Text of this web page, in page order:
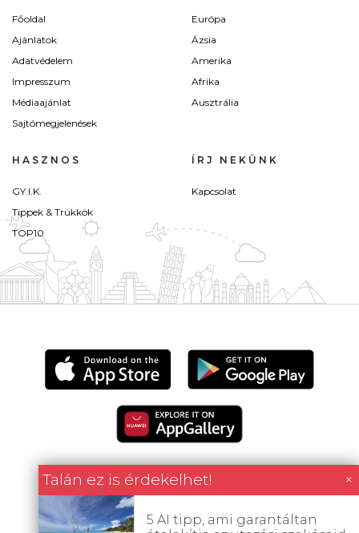
Talán ez is érdekelhet! ×
5 AI tipp, ami garantáltan
Főoldal
Ajánlatok
Adatvédelem
Impresszum
Médiaajánlat
Sajtómegjelenések
Európa
Ázsia
Amerika
Afrika
Ausztrália
HASZNOS
GY.I.K.
Tippek & Trükkök
TOP10
ÍRJ NEKÜNK
Kapcsolat
Minden tartalom jogvédett © 2026 Utazómajom.